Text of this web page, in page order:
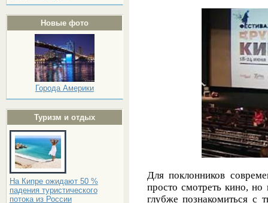
Новые фото
Города Америки
Туризм и отдых
На Кипре ожидают 50 %
падения туристического
потока из России
Для поклонников
просто смотреть кино,
глубже познакомиться с